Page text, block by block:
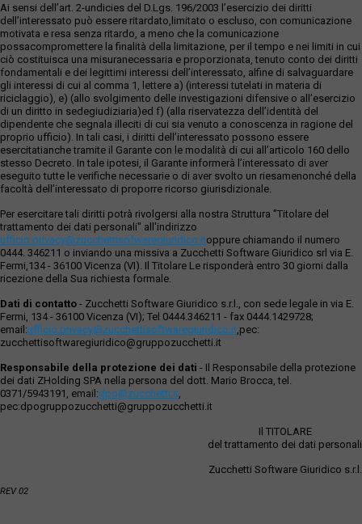
Ai sensi dell’art. 2-undicies del D.Lgs. 196/2003 l’esercizio dei diritti
dell’interessato può essere ritardato,limitato o escluso, con comunicazione
motivata e resa senza ritardo, a meno che la comunicazione
possacompromettere la finalità della limitazione, per il tempo e nei limiti in cui
ciò costituisca una misuranecessaria e proporzionata, tenuto conto dei diritti
fondamentali e dei legittimi interessi dell’interessato, alfine di salvaguardare
gli interessi di cui al comma 1, lettere a) (interessi tutelati in materia di
riciclaggio), e) (allo svolgimento delle investigazioni difensive o all’esercizio
di un diritto in sedegiudiziaria)ed f) (alla riservatezza dell’identità del
dipendente che segnala illeciti di cui sia venuto a conoscenza in ragione del
proprio ufficio). In tali casi, i diritti dell’interessato possono essere
esercitatianche tramite il Garante con le modalità di cui all’articolo 160 dello
stesso Decreto. In tale ipotesi, il Garante informerà l’interessato di aver
eseguito tutte le verifiche necessarie o di aver svolto un riesamenonché della
facoltà dell’interessato di proporre ricorso giurisdizionale.
Per esercitare tali diritti potrà rivolgersi alla nostra Struttura "Titolare del
trattamento dei dati personali" all'indirizzo
ufficio.privacy@zucchettisofwaregiuridico.itoppure chiamando il numero
0444. 346211 o inviando una missiva a Zucchetti Software Giuridico srl via E.
Fermi,134 - 36100 Vicenza (VI). Il Titolare Le risponderà entro 30 giorni dalla
ricezione della Sua richiesta formale.
Dati di contatto - Zucchetti Software Giuridico s.r.l., con sede legale in via E.
Fermi, 134 - 36100 Vicenza (VI); Tel 0444.346211 - fax 0444.1429728;
email:ufficio.privacy@zucchettisoftwaregiuridico.it ,pec:
zucchettisoftwaregiuridico@gruppozucchetti.it
Responsabile della protezione dei dati - Il Responsabile della protezione
dei dati ZHolding SPA nella persona del dott. Mario Brocca, tel.
0371/5943191, email:dpo@zucchetti.it
pec:dpogruppozucchetti@gruppozucchetti.it
Il TITOLARE
del trattamento dei dati personali
Zucchetti Software Giuridico s.r.l.
REV 02